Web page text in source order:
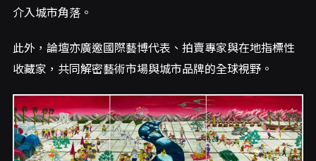
介入城市角落。
此外，論壇亦廣邀國際藝博代表、拍賣專家與在地指標性
收藏家，共同解密藝術市場與城市品牌的全球視野。